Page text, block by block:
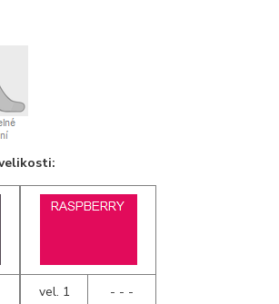
vel. 1 - - -